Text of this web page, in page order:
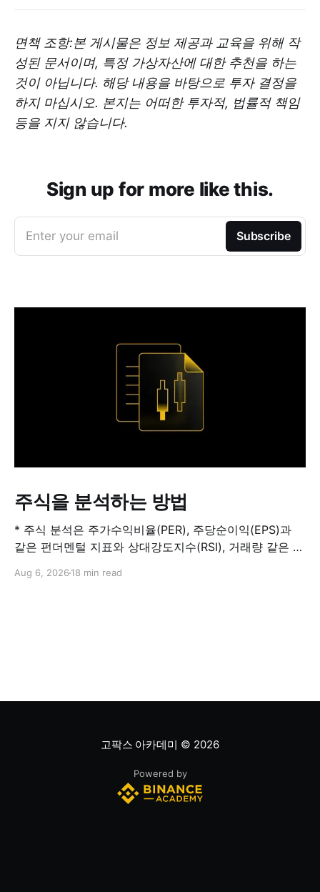
면책 조항:본 게시물은 정보 제공과 교육을 위해 작
성된 문서이며, 특정 가상자산에 대한 추천을 하는
것이 아닙니다. 해당 내용을 바탕으로 투자 결정을
하지 마십시오. 본지는 어떠한 투자적, 법률적 책임
등을 지지 않습니다.
Sign up for more like this.
Enter your email Subscribe
주식을 분석하는 방법
* 주식 분석은 주가수익비율(PER), 주당순이익(EPS)과
같은 펀더멘털 지표와 상대강도지수(RSI), 거래량 같은 기
는지, 저평가됐는지를 판단하는 과정입니다. 하나의 지표
Aug 6, 2026 18 min read
고팍스 아카데미 © 2026
Powered by